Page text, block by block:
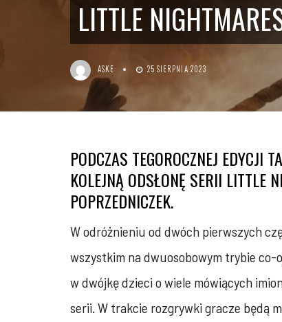
LITTLE
ASKE 25 SIERPNIA 2023
PODCZAS TEGOROCZNEJ EDYCJI
KOLEJNĄ ODSŁONĘ SERII LITTLE
POPRZEDNICZEK.
W odróżnieniu od dwóch pierwszych
wszystkim na dwuosobowym trybie co-
w dwójkę dzieci o wiele mówiących
serii. W trakcie rozgrywki gracze będą